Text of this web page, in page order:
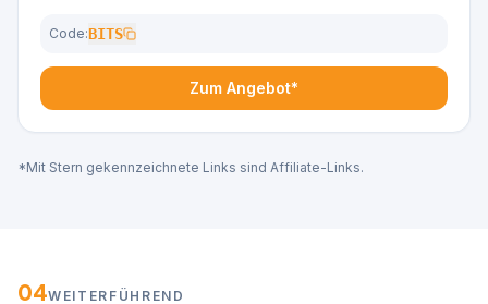
Code:BITS
Zum Angebot*
*Mit Stern gekennzeichnete Links sind Affiliate-Links.
04WEITERFÜHREND